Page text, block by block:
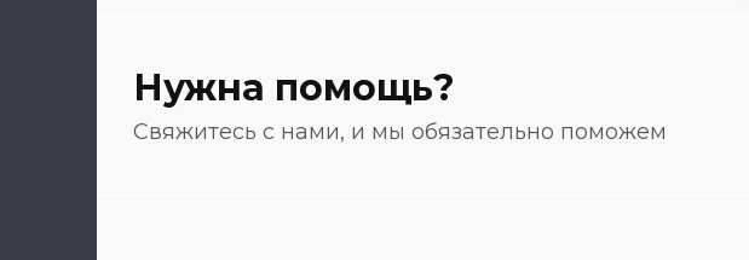
Нужна помощь?
Свяжитесь с нами, и мы обязательно поможем